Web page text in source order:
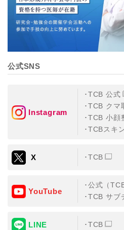
公式SNS
Instagram
TCB 公式
TCB クマ
TCB 小顔
TCBスキ
X TCB
YouTube
公式（
TCB サブ
LINE TCB